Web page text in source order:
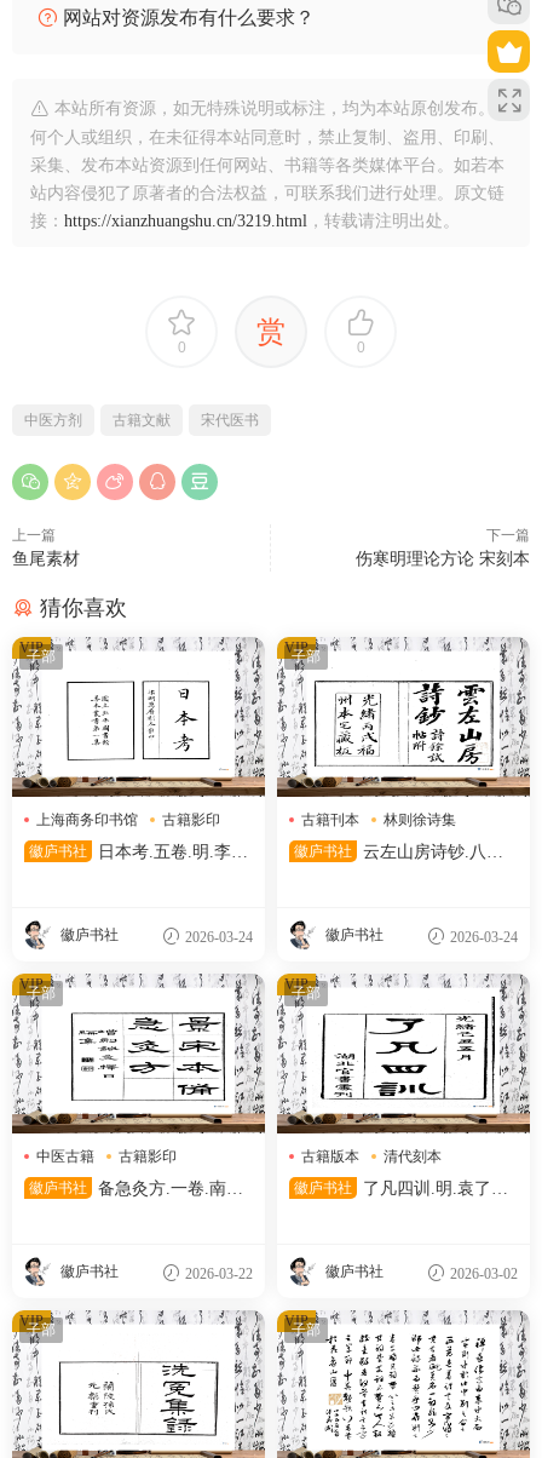
网站对资源发布有什么要求？
本站所有资源，如无特殊说明或标注，均为本站原创发布。任
何个人或组织，在未征得本站同意时，禁止复制、盗用、印刷、
采集、发布本站资源到任何网站、书籍等各类媒体平台。如若本
站内容侵犯了原著者的合法权益，可联系我们进行处理。原文链
接： https://xianzhuangshu.cn/3219.html ，转载请注明出处。
0 赏 0
中医方剂 古籍文献 宋代医书
上一篇
鱼尾素材
下一篇
伤寒明理论方论 宋刻本
猜你喜欢
子部
上海商务印书馆
古籍影印
日本考
徽庐书社
日本考.五卷.明.李言
国国家图书馆藏
徽庐书社 2026-03-24
VIP 子部
古籍刊本
林则徐诗集
清代刊本
徽庐书社
云左山房诗钞.八卷.
徽庐书社 2026-03-24
VIP
子部
中医古籍
古籍影印
宋代刻本
徽庐书社
备急灸方.一卷.南宋.
刊本
徽庐书社 2026-03-22
VIP 子部
古籍版本
清代刻本
清代文献
徽庐书社
了凡四训.明.袁了凡
徽庐书社 2026-03-02
VIP
子部
VIP 子部
VIP